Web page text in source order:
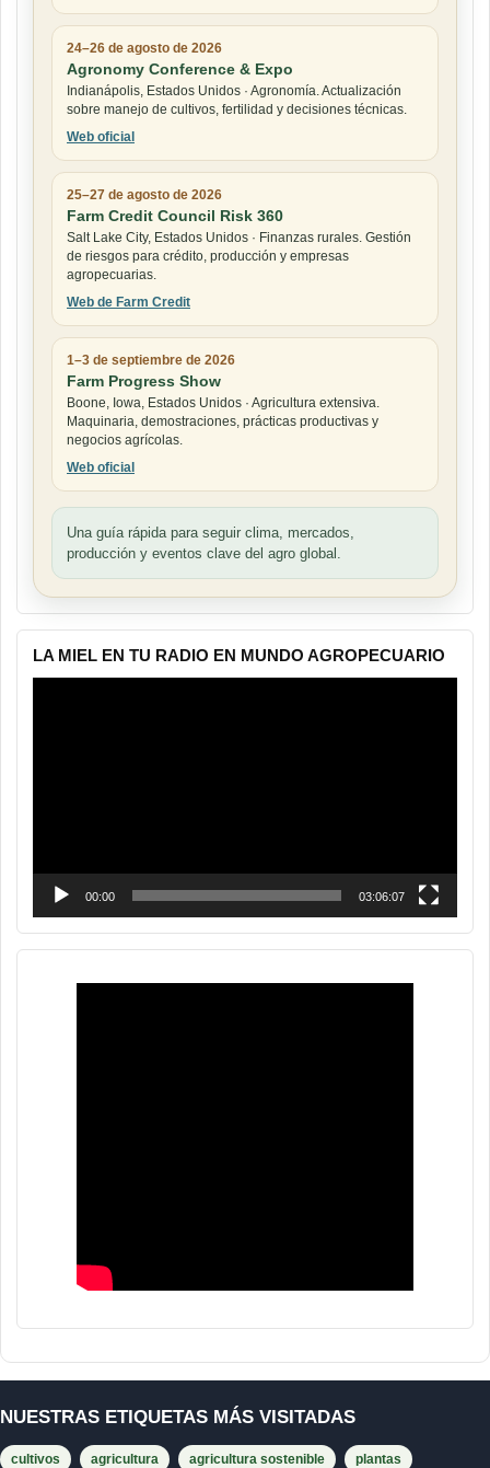
24–26 de agosto de 2026
Agronomy Conference & Expo
Indianápolis, Estados Unidos · Agronomía. Actualización
sobre manejo de cultivos, fertilidad y decisiones técnicas.
Web oficial
25–27 de agosto de 2026
Farm Credit Council Risk 360
Salt Lake City, Estados Unidos · Finanzas rurales. Gestión
de riesgos para crédito, producción y empresas
agropecuarias.
Web de Farm Credit
1–3 de septiembre de 2026
Farm Progress Show
Boone, Iowa, Estados Unidos · Agricultura extensiva.
Maquinaria, demostraciones, prácticas productivas y
negocios agrícolas.
Web oficial
Una guía rápida para seguir clima, mercados,
producción y eventos clave del agro global.
LA MIEL EN TU RADIO EN MUNDO AGROPECUARIO
00:00 03:06:07
NUESTRAS ETIQUETAS MÁS VISITADAS
cultivos agricultura agricultura sostenible plantas